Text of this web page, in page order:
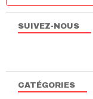
SUIVEZ-NOUS
CATÉGORIES